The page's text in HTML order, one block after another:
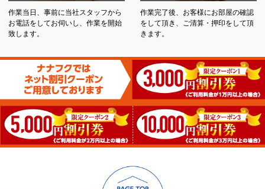
作業当日、事前に当社スタッフから
お電話をしてお伺いし、作業を開始
致します。
作業完了後、お客様にお部屋の確認
をして頂き、ご清算・押印をして頂
きます。